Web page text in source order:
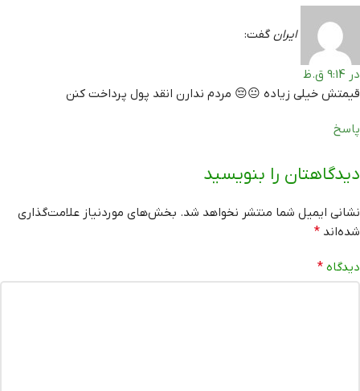
ایران گفت:
در 9:14 ق.ظ
قیمتش خیلی زیاده 😐😔 مردم ندارن انقد پول پرداخت کنن
پاسخ
دیدگاهتان را بنویسید
نشانی ایمیل شما منتشر نخواهد شد. بخش‌های موردنیاز علامت‌گذاری
شده‌اند *
دیدگاه *